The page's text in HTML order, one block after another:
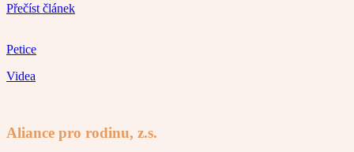
Přečíst článek
Petice
Videa
Aliance pro rodinu, z.s.